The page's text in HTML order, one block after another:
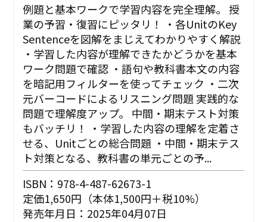
例題と基本ワークで学習内容を完全理解。 授
業の予習・復習にピッタリ！ ・各UnitのKey
Sentenceを図解をまじえてわかりやすく解説
・学習した内容が理解できたかどうかを基本
ワーク問題で確認 ・語句や教科書本文の内容
を暗記用フィルターを使ってチェック ・二次
元バーコードによるリスニング問題 実践的な
問題で理解度アップ。 中間・期末テスト対策
もバッチリ！ ・学習した内容の理解を定着さ
せる、Unitごとの総合問題 ・中間・期末テス
ト対策となる、教科書の単元ごとの予...
ISBN：978-4-487-62673-1
定価1,650円（本体1,500円＋税10%）
発売年月日：2025年04月07日